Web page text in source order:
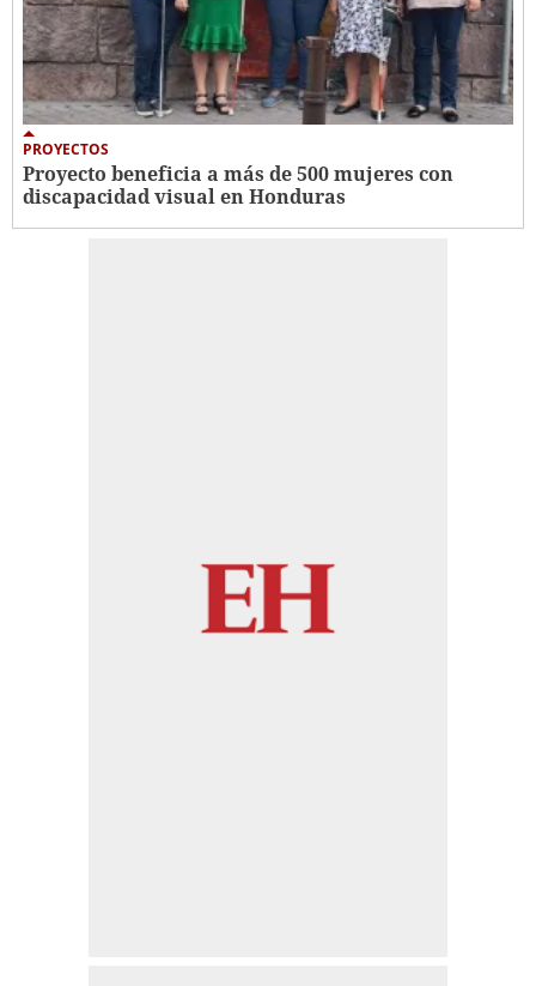
PROYECTOS
Proyecto beneficia a más de 500 mujeres con
discapacidad visual en Honduras